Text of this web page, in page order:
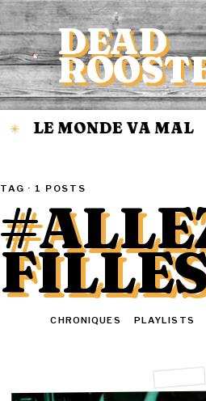
Accueil
DEAD
✳ LE MONDE VA MAL
TAG · 1 POSTS
CHRONIQUES PLAYLISTS